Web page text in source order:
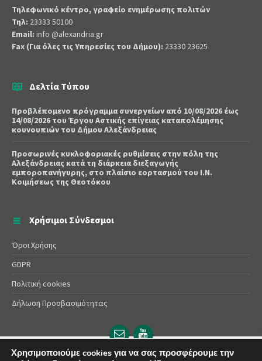
Τηλεφωνικό κέντρο, γραφείο ενημέρωσης πολιτών
Τηλ: 23333 50100
Email: info @alexandria.gr
Fax (Για όλες τις Υπηρεσίες του Δήμου): 23330 23625
Δελτία Τύπου
Προβλέπομενο πρόγραμμα συνεργείων από 10/08/2026 έως
14/08/2026 του Έργου Αστικής επίγειας καταπολέμησης
κουνουπιών του Δήμου Αλεξάνδρειας
Προσωρινές κυκλοφοριακές ρυθμίσεις στην πόλη της
Αλεξάνδρειας κατά τη διάρκεια διεξαγωγής
εμποροπανήγυρης, στο πλαίσιο εορτασμού του Ι.Ν.
Κοιμήσεως της Θεοτόκου
Χρήσιμοι Σύνδεσμοι
Όροι Χρήσης
GDPR
Πολιτική cookies
Δήλωση Προσβασιμότητας
Email
url
YouTube
url
Χρησιμοποιούμε cookies για να σας προσφέρουμε την